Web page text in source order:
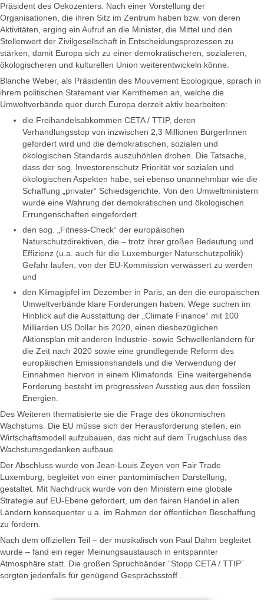
Präsident des Oekozenters. Nach einer Vorstellung der
Organisationen, die ihren Sitz im Zentrum haben bzw. von deren
Aktivitäten, erging ein Aufruf an die Minister, die Mittel und den
Stellenwert der Zivilgesellschaft in Entscheidungsprozessen zu
stärken, damit Europa sich zu einer demokratischeren, sozialeren,
ökologischeren und kulturellen Union weiterentwickeln könne.
Blanche Weber, als Präsidentin des Mouvement Ecologique, sprach in
ihrem politischen Statement vier Kernthemen an, welche die
Umweltverbände quer durch Europa derzeit aktiv bearbeiten:
die Freihandelsabkommen CETA / TTIP, deren
Verhandlungsstop von inzwischen 2,3 Millionen BürgerInnen
gefordert wird und die demokratischen, sozialen und
ökologischen Standards auszuhöhlen drohen. Die Tatsache,
dass der sog. Investorenschutz Priorität vor sozialen und
ökologischen Aspekten habe, sei ebenso unannehmbar wie die
Schaffung „privater“ Schiedsgerichte. Von den Umweltministern
wurde eine Wahrung der demokratischen und ökologischen
Errungenschaften eingefordert.
den sog. „Fitness-Check“ der europäischen
Naturschutzdirektiven, die – trotz ihrer großen Bedeutung und
Effizienz (u.a. auch für die Luxemburger Naturschutzpolitik)
Gefahr laufen, von der EU-Kommission verwässert zu werden
und
den Klimagipfel im Dezember in Paris, an den die europäischen
Umweltverbände klare Forderungen haben: Wege suchen im
Hinblick auf die Ausstattung der „Climate Finance“ mit 100
Milliarden US Dollar bis 2020, einen diesbezüglichen
Aktionsplan mit anderen Industrie- sowie Schwellenländern für
die Zeit nach 2020 sowie eine grundlegende Reform des
europäischen Emissionshandels und die Verwendung der
Einnahmen hiervon in einem Klimafonds. Eine weitergehende
Forderung besteht im progressiven Ausstieg aus den fossilen
Energien.
Des Weiteren thematisierte sie die Frage des ökonomischen
Wachstums. Die EU müsse sich der Herausforderung stellen, ein
Wirtschaftsmodell aufzubauen, das nicht auf dem Trugschluss des
Wachstumsgedanken aufbaue.
Der Abschluss wurde von Jean-Louis Zeyen von Fair Trade
Luxemburg, begleitet von einer pantomimischen Darstellung,
gestaltet. Mit Nachdruck wurde von den Ministern eine globale
Strategie auf EU-Ebene gefordert, um den fairen Handel in allen
Ländern konsequenter u.a. im Rahmen der öffentlichen Beschaffung
zu fördern.
Nach dem offiziellen Teil – der musikalisch von Paul Dahm begleitet
wurde – fand ein reger Meinungsaustausch in entspannter
Atmosphäre statt. Die großen Spruchbänder “Stopp CETA / TTIP”
sorgten jedenfalls für genügend Gesprächsstoff…